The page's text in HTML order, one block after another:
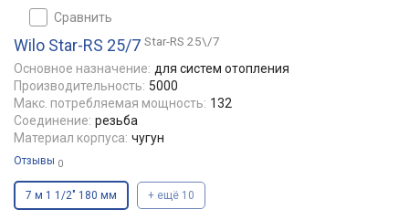
сравнить
Wilo Star-RS 25/7 Star-RS 25\/7
Основное назначение: для систем отопления
Производительность: 5000
Макс. потребляемая мощность: 132
Соединение: резьба
Материал корпуса: чугун
Отзывы 0
7 м 1 1/2" 180 мм + ещё 10